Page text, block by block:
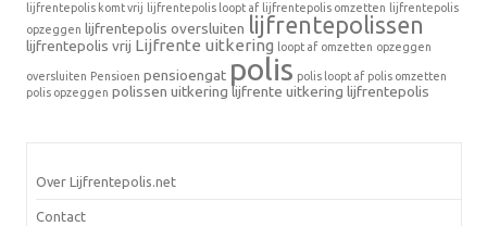
lijfrentepolis komt vrij lijfrentepolis loopt af lijfrentepolis omzetten lijfrentepolis
opzeggen lijfrentepolis oversluiten lijfrentepolissen
lijfrentepolis vrij Lijfrente uitkering loopt af omzetten opzeggen
oversluiten Pensioen pensioengat polis polis loopt af polis omzetten
polis opzeggen polissen uitkering lijfrente uitkering lijfrentepolis
Over Lijfrentepolis.net
Contact